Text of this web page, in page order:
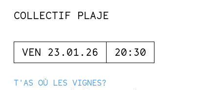
COLLECTIF PLAJE
VEN 23.01.26 20:30
T'AS OÙ LES VIGNES?